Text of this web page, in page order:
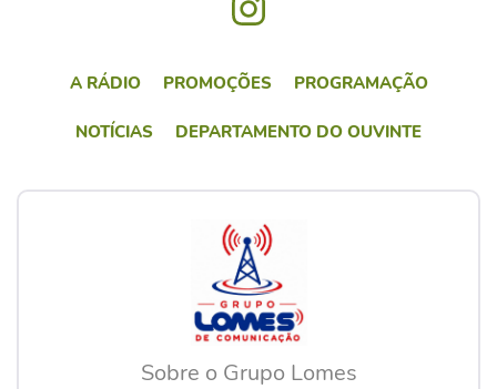
A RÁDIO PROMOÇÕES PROGRAMAÇÃO
NOTÍCIAS DEPARTAMENTO DO OUVINTE
Sobre o Grupo Lomes